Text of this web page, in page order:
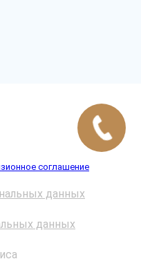
соглашение
данных
данных